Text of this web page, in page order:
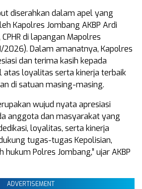
diserahkan dalam apel yang
Kapolres Jombang AKBP Ardi
CPHR di lapangan Mapolres
2026). Dalam amanatnya, Kapolres
dan terima kasih kepada
atas loyalitas serta kinerja terbaik
di satuan masing-masing.
wujud nyata apresiasi
anggota dan masyarakat yang
loyalitas, serta kinerja
tugas-tugas Kepolisian,
Polres Jombang,” ujar AKBP
ADVERTISEMENT